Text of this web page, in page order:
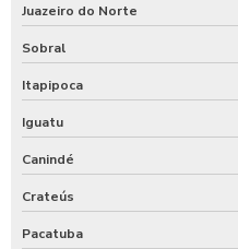
Juazeiro do Norte
Sobral
Itapipoca
Iguatu
Canindé
Crateús
Pacatuba